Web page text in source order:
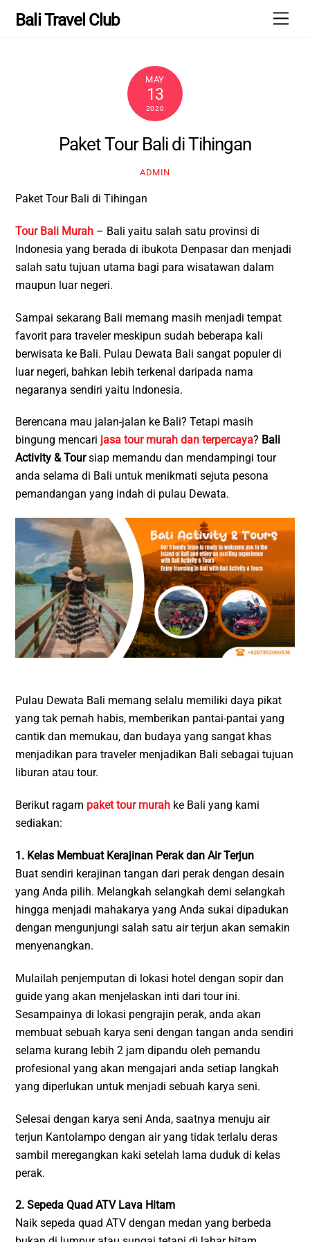
Bali Travel Club
MAY
13
2020
Paket Tour Bali di Tihingan
ADMIN
Paket Tour Bali di Tihingan
Tour Bali Murah – Bali yaitu salah satu provinsi di
Indonesia yang berada di ibukota Denpasar dan menjadi
salah satu tujuan utama bagi para wisatawan dalam
maupun luar negeri.
Sampai sekarang Bali memang masih menjadi tempat
favorit para traveler meskipun sudah beberapa kali
berwisata ke Bali. Pulau Dewata Bali sangat populer di
luar negeri, bahkan lebih terkenal daripada nama
negaranya sendiri yaitu Indonesia.
Berencana mau jalan-jalan ke Bali? Tetapi masih
bingung mencari jasa tour murah dan terpercaya? Bali
Activity & Toursiap memandu dan mendampingi tour
anda selama di Bali untuk menikmati sejuta pesona
pemandangan yang indah di pulau Dewata.
Pulau Dewata Bali memang selalu memiliki daya pikat
yang tak pernah habis, memberikan pantai-pantai yang
cantik dan memukau, dan budaya yang sangat khas
menjadikan para traveler menjadikan Bali sebagai tujuan
liburan atau tour.
Berikut ragam paket tour murah ke Bali yang kami
sediakan:
1. Kelas Membuat Kerajinan Perak dan Air Terjun
Buat sendiri kerajinan tangan dari perak dengan desain
yang Anda pilih. Melangkah selangkah demi selangkah
hingga menjadi mahakarya yang Anda sukai dipadukan
dengan mengunjungi salah satu air terjun akan semakin
menyenangkan.
Mulailah penjemputan di lokasi hotel dengan sopir dan
guide yang akan menjelaskan inti dari tour ini.
Sesampainya di lokasi pengrajin perak, anda akan
membuat sebuah karya seni dengan tangan anda sendiri
selama kurang lebih 2 jam dipandu oleh pemandu
profesional yang akan mengajari anda setiap langkah
yang diperlukan untuk menjadi sebuah karya seni.
Selesai dengan karya seni Anda, saatnya menuju air
terjun Kantolampo dengan air yang tidak terlalu deras
sambil meregangkan kaki setelah lama duduk di kelas
perak.
2. Sepeda Quad ATV Lava Hitam
Naik sepeda quad ATV dengan medan yang berbeda